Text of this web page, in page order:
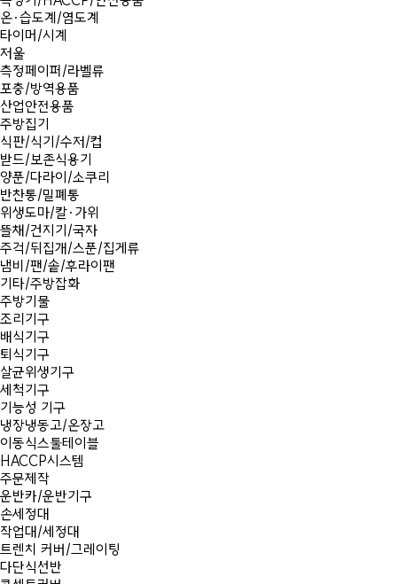
온·습도계/염도계
타이머/시계
저울
측정페이퍼/라벨류
포충/방역용품
산업안전용품
주방집기
식판/식기/수저/컵
받드/보존식용기
양푼/다라이/소쿠리
반찬통/밀폐통
위생도마/칼·가위
뜰채/건지기/국자
주걱/뒤집개/스푼/집게류
냄비/팬/솥/후라이팬
기타/주방잡화
주방기물
조리기구
배식기구
퇴식기구
살균위생기구
세척기구
기능성 기구
냉장냉동고/온장고
이동식스툴테이블
HACCP시스템
주문제작
운반카/운반기구
손세정대
작업대/세정대
트렌치 커버/그레이팅
다단식선반